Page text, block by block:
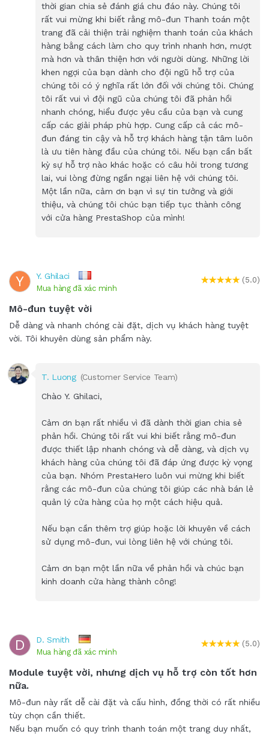
thời gian chia sẻ đánh giá chu đáo này. Chúng tôi
rất vui mừng khi biết rằng mô-đun Thanh toán một
trang đã cải thiện trải nghiệm thanh toán của khách
hàng bằng cách làm cho quy trình nhanh hơn, mượt
mà hơn và thân thiện hơn với người dùng. Những lời
khen ngợi của bạn dành cho đội ngũ hỗ trợ của
chúng tôi có ý nghĩa rất lớn đối với chúng tôi. Chúng
tôi rất vui vì đội ngũ của chúng tôi đã phản hồi
nhanh chóng, hiểu được yêu cầu của bạn và cung
cấp các giải pháp phù hợp. Cung cấp cả các mô-
đun đáng tin cậy và hỗ trợ khách hàng tận tâm luôn
là ưu tiên hàng đầu của chúng tôi. Nếu bạn cần bất
kỳ sự hỗ trợ nào khác hoặc có câu hỏi trong tương
lai, vui lòng đừng ngần ngại liên hệ với chúng tôi.
Một lần nữa, cảm ơn bạn vì sự tin tưởng và giới
thiệu, và chúng tôi chúc bạn tiếp tục thành công
với cửa hàng PrestaShop của mình!
Y Y. Ghilaci
Mua hàng đã xác minh
(5.0)
Mô-đun tuyệt vời
Dễ dàng và nhanh chóng cài đặt, dịch vụ khách hàng tuyệt
vời. Tôi khuyên dùng sản phẩm này.
T. Luong (Customer Service Team)
Chào Y. Ghilaci,
Cảm ơn bạn rất nhiều vì đã dành thời gian chia sẻ
phản hồi. Chúng tôi rất vui khi biết rằng mô-đun
được thiết lập nhanh chóng và dễ dàng, và dịch vụ
khách hàng của chúng tôi đã đáp ứng được kỳ vọng
của bạn. Nhóm PrestaHero luôn vui mừng khi biết
rằng các mô-đun của chúng tôi giúp các nhà bán lẻ
quản lý cửa hàng của họ một cách hiệu quả.
Nếu bạn cần thêm trợ giúp hoặc lời khuyên về cách
sử dụng mô-đun, vui lòng liên hệ với chúng tôi.
Cảm ơn bạn một lần nữa về phản hồi và chúc bạn
kinh doanh cửa hàng thành công!
D D. Smith
Mua hàng đã xác minh
(5.0)
Module tuyệt vời, nhưng dịch vụ hỗ trợ còn tốt hơn
nữa.
Mô-đun này rất dễ cài đặt và cấu hình, đồng thời có rất nhiều
tùy chọn cần thiết.
Nếu bạn muốn có quy trình thanh toán một trang duy nhất,